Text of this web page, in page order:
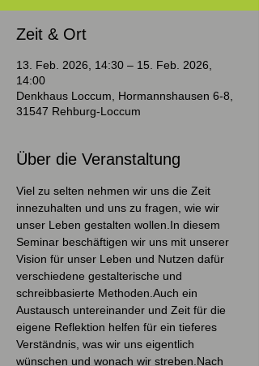
Zeit & Ort
13. Feb. 2026, 14:30 – 15. Feb. 2026,
14:00
Denkhaus Loccum, Hormannshausen 6-8,
31547 Rehburg-Loccum
Über die Veranstaltung
Viel zu selten nehmen wir uns die Zeit
innezuhalten und uns zu fragen, wie wir
unser Leben gestalten wollen.In diesem
Seminar beschäftigen wir uns mit unserer
Vision für unser Leben und Nutzen dafür
verschiedene gestalterische und
schreibbasierte Methoden.Auch ein
Austausch untereinander und Zeit für die
eigene Reflektion helfen für ein tieferes
Verständnis, was wir uns eigentlich
wünschen und wonach wir streben.Nach